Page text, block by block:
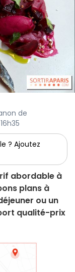
de
? Ajoutez
abordable à
plans à
ou un
qualité-prix